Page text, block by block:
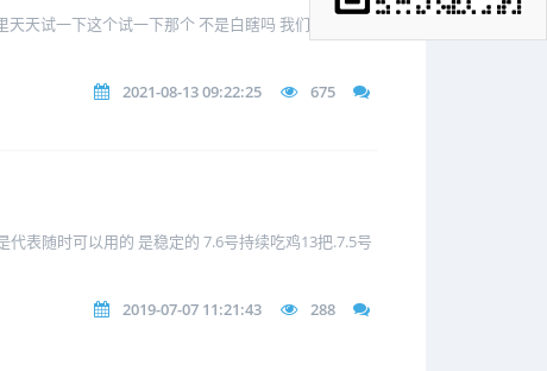
天试一下这个试一下那个 不是白瞎吗 我们专门技术
2021-08-13 09:22:25 675
表随时可以用的 是稳定的 7.6号持续吃鸡13把.7.5号
2019-07-07 11:21:43 288